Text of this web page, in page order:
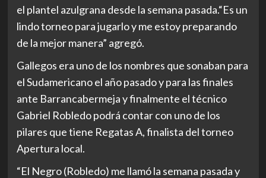
el plantel azulgrana desde la semana pasada.“Es un
lindo torneo para jugarlo y me estoy preparando
de la mejor manera” agregó.
Gallegos era uno de los nombres que sonaban para
el Sudamericano el año pasado y para las finales
ante Barrancabermeja y finalmente el técnico
Gabriel Robledo podrá contar con uno de los
pilares que tiene Regatas A, finalista del torneo
Apertura local.
“El Negro (Robledo) me llamó la semana pasada y